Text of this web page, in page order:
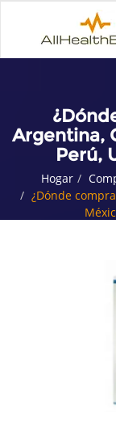
Argentina,
Perú,
Hogar
¿Dónde